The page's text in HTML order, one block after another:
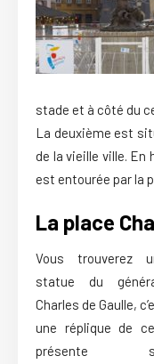
stade et à côté du
La deuxième est
de la vieille ville. En
est entourée par la
La place
Vous trouverez
statue du
Charles de Gaulle,
une réplique de
présente